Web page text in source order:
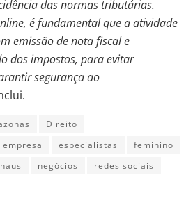
das normas tributárias.
é fundamental que a atividade
emissão de nota fiscal e
dos impostos, para evitar
segurança ao
Direito
empresa especialistas
feminino
negócios
redes sociais